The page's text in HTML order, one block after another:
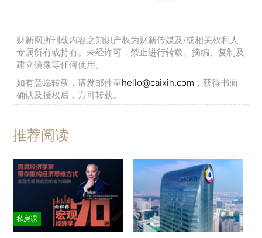
财新网所刊载内容之知识产权为财新传媒及/或相关权利人
专属所有或持有。未经许可，禁止进行转载、摘编、复制及
建立镜像等任何使用。
如有意愿转载，请发邮件至hello@caixin.com ，获得书面
确认及授权后，方可转载。
推荐阅读
私房课